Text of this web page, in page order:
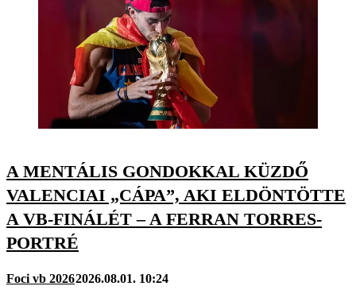
A MENTÁLIS GONDOKKAL KÜZDŐ
VALENCIAI „CÁPA”, AKI ELDÖNTÖTTE
A VB-FINÁLÉT – A FERRAN TORRES-
PORTRÉ
Foci vb 20262026.08.01. 10:24